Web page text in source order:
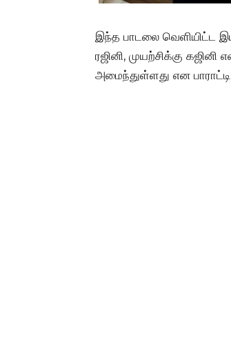
இந்த பாடலை வெளியிட்ட
ரஜினி, முயற்சிக்கு
அமைந்துள்ளது என